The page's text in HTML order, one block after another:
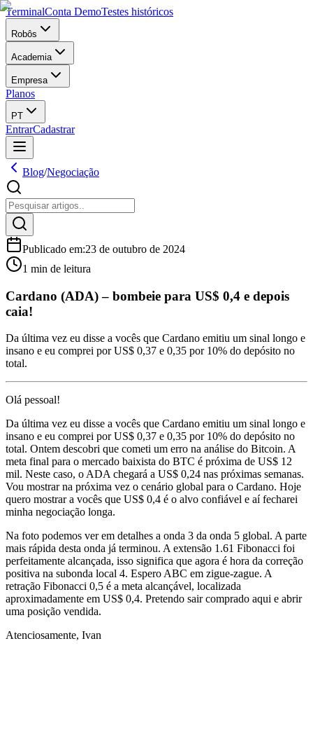
TerminalConta DemoTestes históricos
Robôs
Academia
Empresa
Planos
PT
EntrarCadastrar
Blog/Negociação
Publicado em:23 de outubro de 2024
1 min de leitura
Cardano (ADA) – bombeie para US$ 0,4 e depois
caia!
Da última vez eu disse a vocês que Cardano emitiu um sinal longo e
insano e eu comprei por US$ 0,37 e 0,35 por 10% do depósito no
total.
Olá pessoal!
Da última vez eu disse a vocês que Cardano emitiu um sinal longo e
insano e eu comprei por US$ 0,37 e 0,35 por 10% do depósito no
total. Ontem descobri que cometi um erro na análise do Bitcoin. A
meta final para o mercado baixista do BTC é próxima de US$ 12
mil. Neste caso, o ADA chegará a US$ 0,24 nas próximas semanas.
Vou mostrar na próxima vez o cenário global para o Cardano. Hoje
quero mostrar a vocês que US$ 0,4 é o alvo confiável e aí fecharei
minha negociação longa.
Na foto podemos ver em detalhes a onda 3 da onda 5 global. A parte
mais rápida desta onda já terminou. A extensão 1.61 Fibonacci foi
perfeitamente alcançada, isso significa que agora é hora da correção
positiva na subonda local 4. Espero ABC em zigue-zague. A
retração Fibonacci 0,5 é a meta alcançável, localizada
aproximadamente em US$ 0,4. Pretendo sair comprado aqui e abrir
uma posição vendida.
Atenciosamente, Ivan